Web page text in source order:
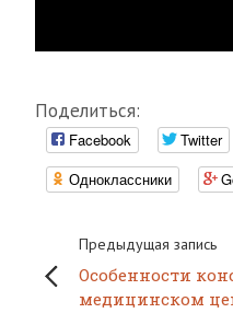
Поделиться:
Facebook Twitter
Одноклассники
Предыдущая запись
Особенности
медицинском